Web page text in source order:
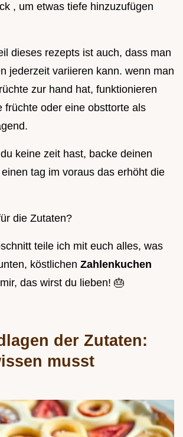
, um etwas tiefe hinzuzufügen
dieses rezepts ist auch, dass man
jederzeit variieren kann. wenn man
zur hand hat, funktionieren
früchte oder eine obsttorte als
keine zeit hast, backe deinen
tag im voraus das erhöht die
die Zutaten?
teile ich mit euch alles, was
köstlichen Zahlenkuchen
das wirst du lieben! 🎂
der Zutaten:
musst